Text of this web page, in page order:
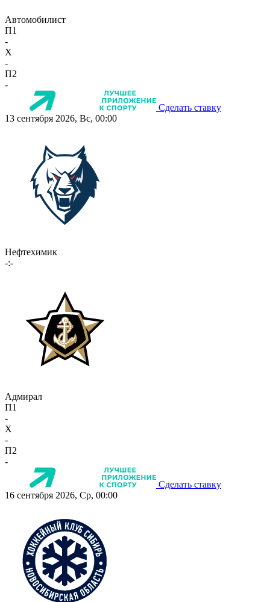
Автомобилист
П1
-
X
-
П2
-
Сделать ставку
13 сентября 2026, Вс, 00:00
Нефтехимик
-:-
Адмирал
П1
-
X
-
П2
-
Сделать ставку
16 сентября 2026, Ср, 00:00